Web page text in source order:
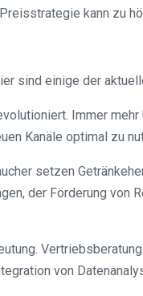
kann zu
sind einige der
Immer
Kanäle optimal zu
setzen
der Förderung von
von